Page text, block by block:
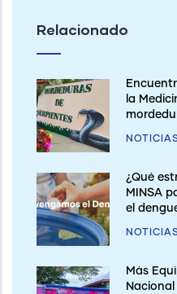
Relacionado
la
¿Qué
MINSA
el
Más